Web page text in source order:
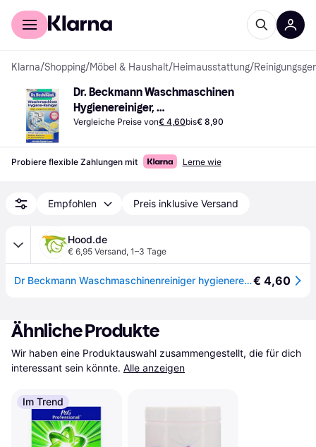
Für Shopper
Klarna/Shopping/Möbel & Haushalt/Heimausstattung/
Dr. Beckmann Waschmaschinen
Hygienereiniger,
Waschmaschinenreiniger
Vergleiche Preise von€ 4,60bis€ 8,90
Probiere flexible Zahlungen mit Lerne wie
Empfohlen Preis inklusive Versand
Hood.de
€ 6,95 Versand, 1–3 Tage
Dr Beckmann Waschmaschinenreiniger hygienereiniger gegen Gerüche 250ml€ 4,60
Ähnliche Produkte
Wir haben eine Produktauswahl zusammengestellt, die für dich
interessant sein könnte. Alle anzeigen
Im Trend